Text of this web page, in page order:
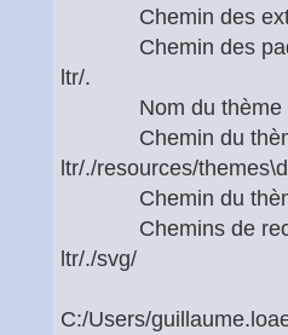
Chemin des
Chemin des
ltr/.
Nom du thème
Chemin du thème
ltr/./resources/
Chemin du thème
Chemins de
ltr/./svg/
C:/Users/